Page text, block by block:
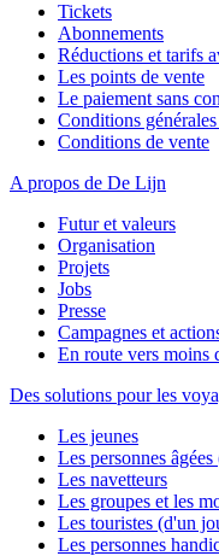
Tickets
Abonnements
Réductions et tarifs
Les points de vente
Le paiement sans
Conditions
Conditions de vente
A propos de De Lijn
Futur et valeurs
Organisation
Projets
Jobs
Presse
Campagnes et
En route vers moins
Des solutions pour les
Les jeunes
Les personnes
Les navetteurs
Les groupes et les
Les touristes (d'un
Les personnes